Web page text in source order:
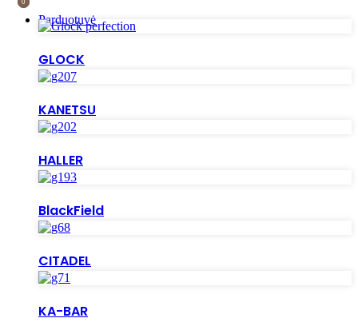
Parduotuvė
GLOCK
KANETSU
HALLER
BlackField
CITADEL
KA-BAR
00